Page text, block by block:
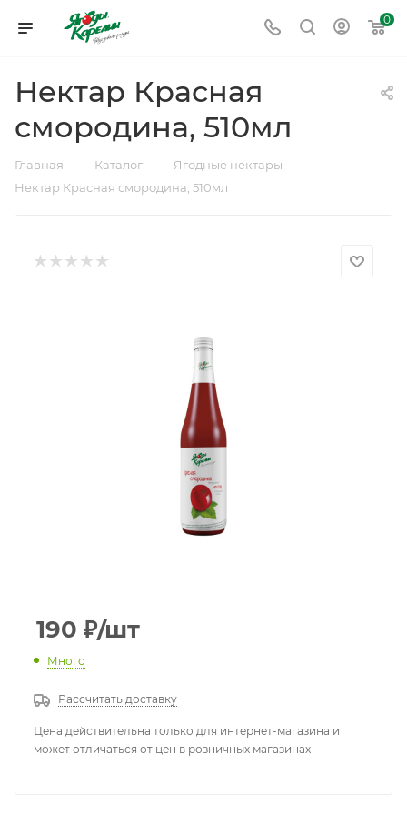
0
Нектар Красная
смородина, 510мл
Главная — Каталог — Ягодные нектары —
Нектар Красная смородина, 510мл
190 ₽/шт
Много
Рассчитать доставку
Цена действительна только для интернет-магазина и
может отличаться от цен в розничных магазинах